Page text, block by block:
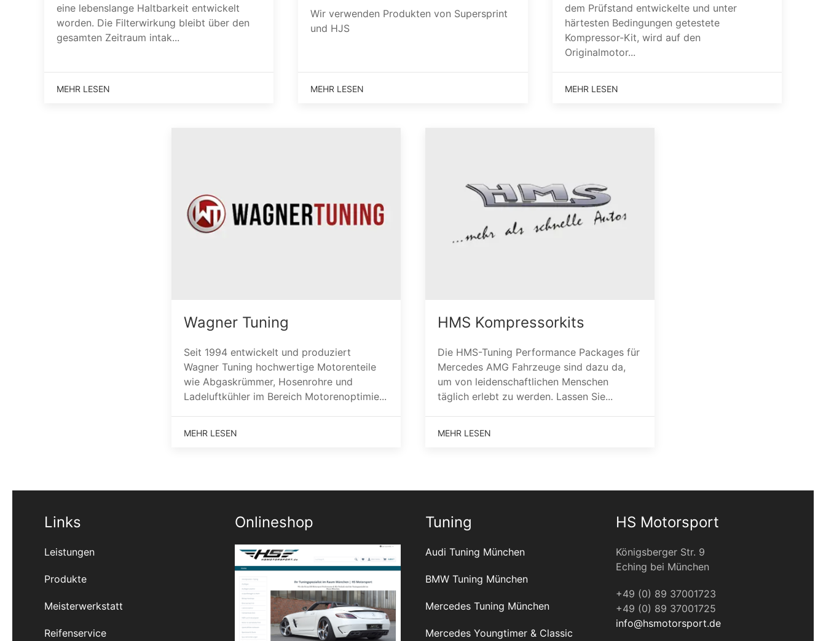
eine lebenslange Haltbarkeit entwickelt
worden. Die Filterwirkung bleibt über den
gesamten Zeitraum intak...
MEHR LESEN
Wir verwenden Produkten von Supersprint
und HJS
MEHR LESEN
dem Prüfstand entwickelte und unter
härtesten Bedingungen getestete
Kompressor-Kit, wird auf den
Originalmotor...
MEHR LESEN
Wagner Tuning
Seit 1994 entwickelt und produziert
Wagner Tuning hochwertige Motorenteile
wie Abgaskrümmer, Hosenrohre und
Ladeluftkühler im Bereich Motorenoptimie...
MEHR LESEN
HMS Kompressorkits
Die HMS-Tuning Performance Packages für
Mercedes AMG Fahrzeuge sind dazu da,
um von leidenschaftlichen Menschen
täglich erlebt zu werden. Lassen Sie...
MEHR LESEN
Links
Leistungen
Produkte
Meisterwerkstatt
Reifenservice
Onlineshop Tuning
Audi Tuning München
BMW Tuning München
Mercedes Tuning München
Mercedes Youngtimer & Classic
HS Motorsport
Königsberger Str. 9
Eching bei München
+49 (0) 89 37001723
+49 (0) 89 37001725
info@hsmotorsport.de